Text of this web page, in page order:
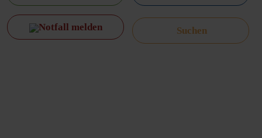
Notfall melden